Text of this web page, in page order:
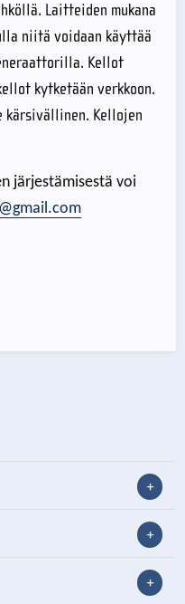
Laitteiden mukana
niitä voidaan käyttää
Kellot
kytketään verkkoon.
kärsivällinen. Kellojen
järjestämisestä voi